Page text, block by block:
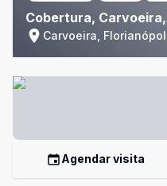
Cobertura,
Carvoeira,
Agendar visita